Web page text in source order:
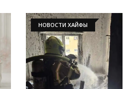
НОВОСТИ ХАЙФЫ